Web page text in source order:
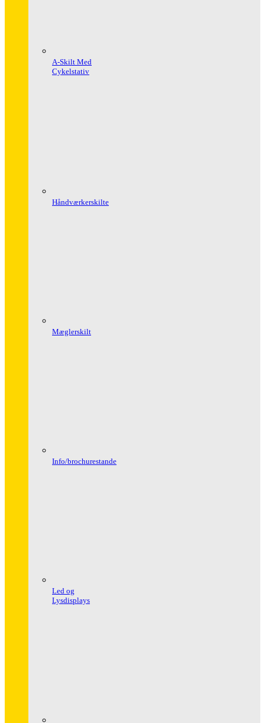
A-Skilt Med
Cykelstativ
Håndværkerskilte
Mæglerskilt
Info/brochurestande
Led og
Lysdisplays